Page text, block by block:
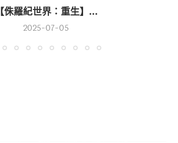
【侏羅紀世界：重生】...
2025-07-05